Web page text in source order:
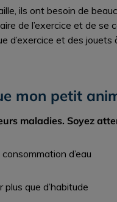
ils ont besoin de
de l’exercice et de se
d’exercice et des
mon petit
maladies. Soyez
d’eau
que d’habitude